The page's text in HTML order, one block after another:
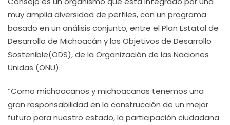
muy amplia diversidad de perfiles, con un programa
basado en un análisis conjunto, entre el Plan Estatal de
Desarrollo de Michoacán y los Objetivos de Desarrollo
Sostenible(ODS), de la Organización de las Naciones
Unidas (ONU).
“Como michoacanos y michoacanas tenemos una
gran responsabilidad en la construcción de un mejor
futuro para nuestro estado, la participación ciudadana